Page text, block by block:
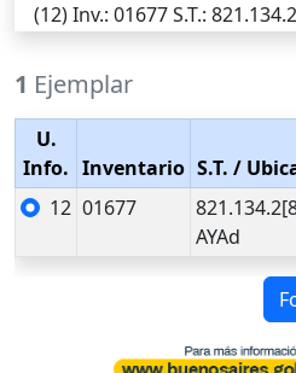
(12)Inv.: 01677S.T.:
1 Ejemplar
U.
Info. Inventario S.T. /
12 01677
AYAd